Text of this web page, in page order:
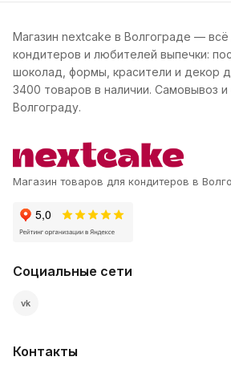
Магазин nextcake в Волгограде —
кондитеров и любителей выпечки:
шоколад, формы, красители и декор
3400 товаров в наличии. Самовывоз и
Волгограду.
Магазин товаров для кондитеров в
Социальные сети
vk
Контакты